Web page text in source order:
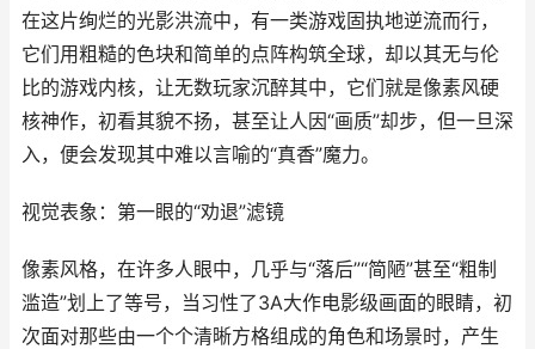
在这片绚烂的光影洪流中，有一类游戏固执地逆流而行，
它们用粗糙的色块和简单的点阵构筑全球，却以其无与伦
比的游戏内核，让无数玩家沉醉其中，它们就是像素风硬
核神作，初看其貌不扬，甚至让人因“画质”却步，但一旦深
入，便会发现其中难以言喻的“真香”魔力。
视觉表象：第一眼的“劝退”滤镜
像素风格，在许多人眼中，几乎与“落后”“简陋”甚至“粗制
滥造”划上了等号，当习性了3A大作电影级画面的眼睛，初
次面对那些由一个个清晰方格组成的角色和场景时，产生